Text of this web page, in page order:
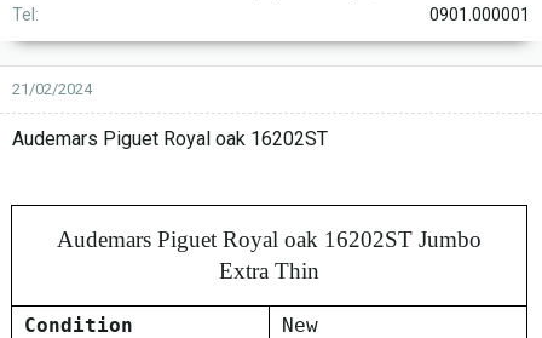
Tel
0901.000001
21/02/2024
Audemars Piguet Royal oak 16202ST
Audemars Piguet Royal oak 16202ST Jumbo
Extra Thin
Condition
New